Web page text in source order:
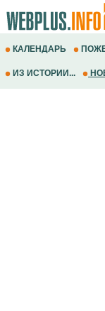
КАЛЕНДАРЬ
ИЗ ИСТОРИИ...